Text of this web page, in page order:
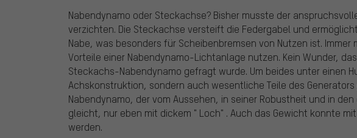
Nabendynamo oder Steckachse? Bisher musste der
verzichten. Die Steckachse versteift die Federgabel und
Nabe, was besonders für Scheibenbremsen von Nutzen ist. Immer
Vorteile einer Nabendynamo-Lichtanlage nutzen. Kein Wunder,
Steckachs-Nabendynamo gefragt wurde. Um beides unter einen
Achskonstruktion, sondern auch wesentliche Teile des Generators
Nabendynamo, der vom Aussehen, in seiner Robustheit und in
gleicht, nur eben mit dickem " Loch" . Auch das Gewicht konnte
werden.